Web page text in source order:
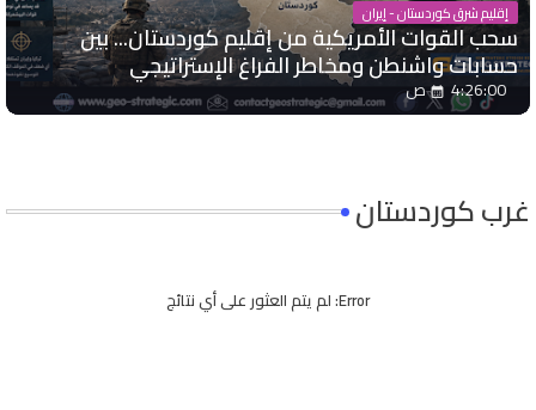
إقليم شرق كوردستان - إيران
سحب القوات الأمريكية من إقليم كوردستان... بين
حسابات واشنطن ومخاطر الفراغ الإستراتيجي
4:26:00 ص
غرب كوردستان
Error: لم يتم العثور على أي نتائج